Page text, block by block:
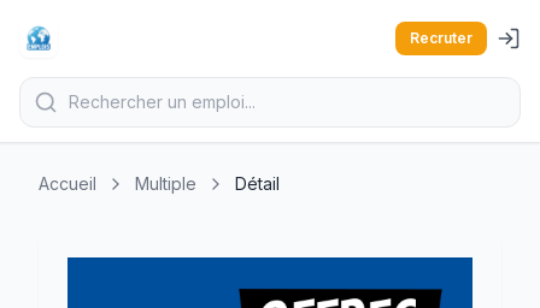
Recruter
Accueil Multiple Détail